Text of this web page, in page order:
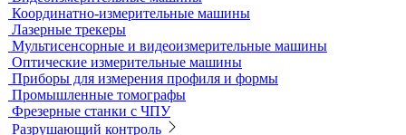
Электрический контроль
Дефектоскопы электроискровые
Автоматизация и роботизация
Автоматизация производственных процессов
Оборудование для контроля качества геометрии
Вертикальные фрезерные станки по металлу
Комлектующие для КИМ
Лазерные маркировщики